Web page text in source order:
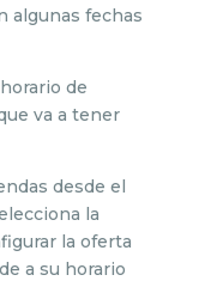
algunas fechas
de
va a tener
desde el
la
la oferta
a su horario